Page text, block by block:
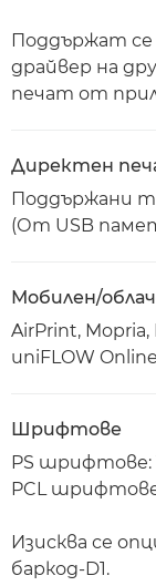
Поддържат се
драйвер на
печат от
Директен
Поддържани
(От USB
Мобилен/
AirPrint, Mopria,
uniFLOW
Шрифтове
PS шрифтове:
PCL
Изисква се
баркод-D1.